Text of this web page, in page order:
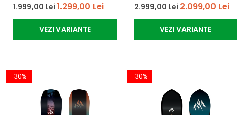
1.999,00 Lei1.299,00 Lei
VEZI VARIANTE
2.999,00 Lei2.099,00 Lei
VEZI VARIANTE
-30% -30%